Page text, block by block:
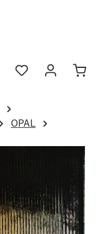
OPAL